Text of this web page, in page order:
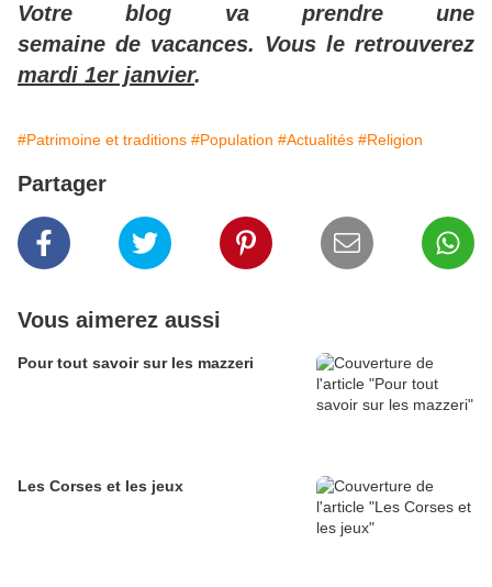
Votre blog va prendre une
semaine de vacances. Vous le retrouverez
mardi 1er janvier.
#Patrimoine et traditions #Population #Actualités #Religion
Partager
Vous aimerez aussi
Pour tout savoir sur les mazzeri
Les Corses et les jeux